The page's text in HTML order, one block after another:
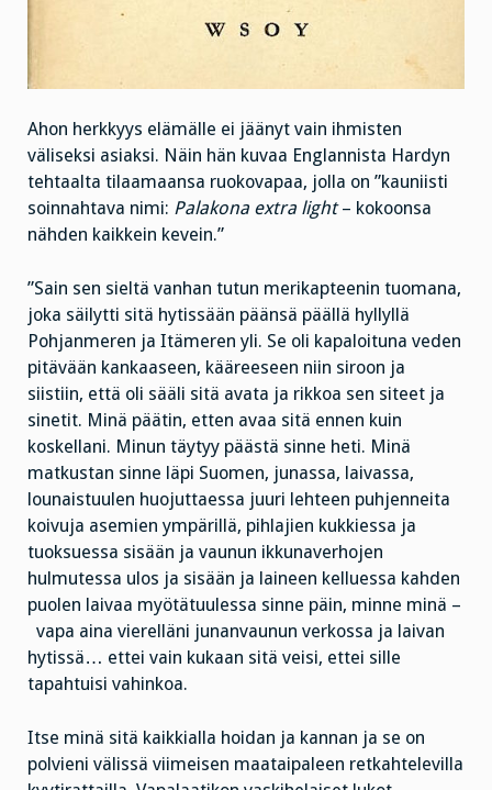
Ahon herkkyys elämälle ei jäänyt vain ihmisten
väliseksi asiaksi. Näin hän kuvaa Englannista Hardyn
tehtaalta tilaamaansa ruokovapaa, jolla on ”kauniisti
soinnahtava nimi: Palakona extra light– kokoonsa
nähden kaikkein kevein.”
”Sain sen sieltä vanhan tutun merikapteenin tuomana,
joka säilytti sitä hytissään päänsä päällä hyllyllä
Pohjanmeren ja Itämeren yli. Se oli kapaloituna veden
pitävään kankaaseen, kääreeseen niin siroon ja
siistiin, että oli sääli sitä avata ja rikkoa sen siteet ja
sinetit. Minä päätin, etten avaa sitä ennen kuin
koskellani. Minun täytyy päästä sinne heti. Minä
matkustan sinne läpi Suomen, junassa, laivassa,
lounaistuulen huojuttaessa juuri lehteen puhjenneita
koivuja asemien ympärillä, pihlajien kukkiessa ja
tuoksuessa sisään ja vaunun ikkunaverhojen
hulmutessa ulos ja sisään ja laineen kelluessa kahden
puolen laivaa myötätuulessa sinne päin, minne minä –
vapa aina vierelläni junanvaunun verkossa ja laivan
hytissä… ettei vain kukaan sitä veisi, ettei sille
tapahtuisi vahinkoa.
Itse minä sitä kaikkialla hoidan ja kannan ja se on
polvieni välissä viimeisen maataipaleen retkahtelevilla